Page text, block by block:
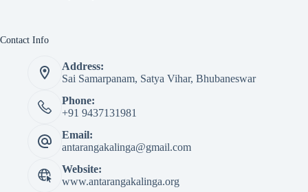
Contact Info
Address:
Sai Samarpanam, Satya Vihar, Bhubaneswar
Phone:
+91 9437131981
Email:
antarangakalinga@gmail.com
Website:
www.antarangakalinga.org